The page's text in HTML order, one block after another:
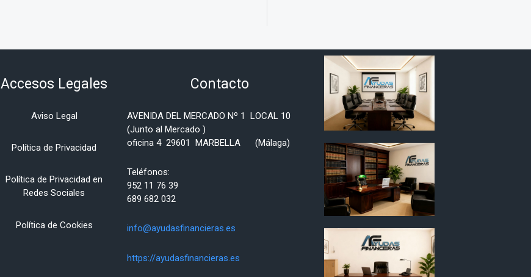
Accesos Legales
Aviso Legal
Política de Privacidad
Política de Privacidad en
Redes Sociales
Política de Cookies
Contacto
AVENIDA DEL MERCADO Nº 1 LOCAL 10
(Junto al Mercado )
oficina 4 29601 MARBELLA (Málaga)
Teléfonos:
952 11 76 39
689 682 032
info@ayudasfinancieras.es
https://ayudasfinancieras.es